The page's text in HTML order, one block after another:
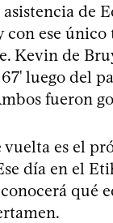
de
con ese
Kevin de
luego del
fueron
es el
día en el
qué